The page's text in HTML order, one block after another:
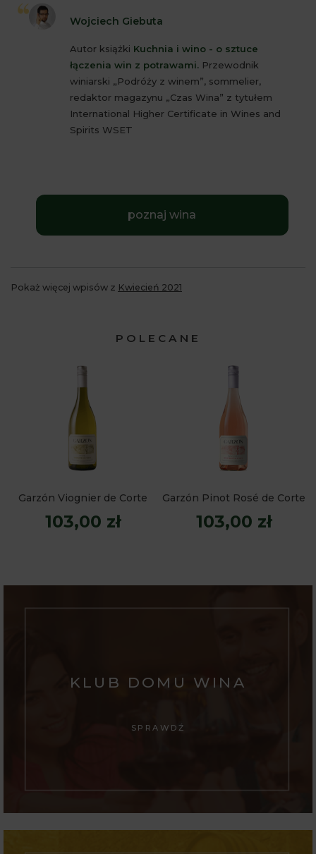
Wojciech Giebuta
Autor książki Kuchnia i wino - o sztuce
łączenia win z potrawami. Przewodnik
winiarski „Podróży z winem”, sommelier,
redaktor magazynu „Czas Wina” z tytułem
International Higher Certificate in Wines and
Spirits WSET
poznaj wina
Pokaż więcej wpisów z Kwiecień 2021
POLECANE
Garzón Viognier de Corte
103,00 zł
Garzón Pinot Rosé de Corte
103,00 zł
KLUB DOMU WINA
SPRAWDŹ